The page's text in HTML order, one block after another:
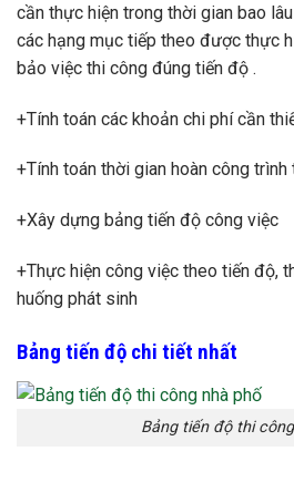
cần thực hiện trong thời gian bao
các hạng mục tiếp theo được thực
bảo việc thi công đúng tiến độ .
+Tính toán các khoản chi phí cần
+Tính toán thời gian hoàn công trình
+Xây dựng bảng tiến độ công việc
+Thực hiện công việc theo tiến độ,
huống phát sinh
Bảng tiến độ chi tiết nhất
Bảng tiến độ thi